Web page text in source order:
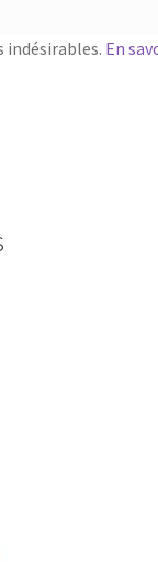
indésirables. En